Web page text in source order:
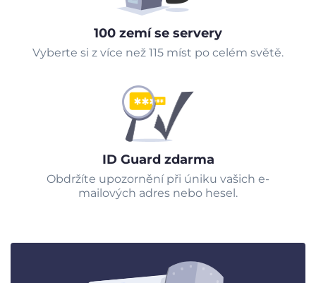
100 zemí se servery
Vyberte si z více než 115 míst po celém světě.
ID Guard zdarma
Obdržíte upozornění při úniku vašich e-
mailových adres nebo hesel.